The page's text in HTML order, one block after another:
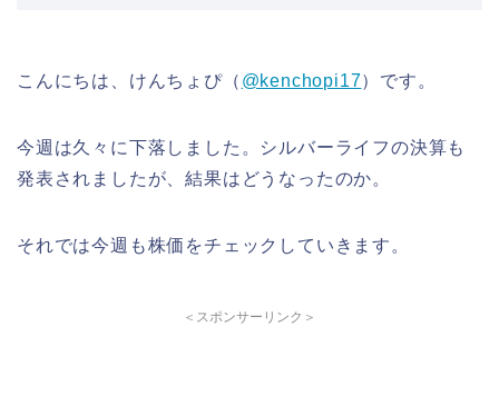
こんにちは、けんちょぴ（ @kenchopi17）です。
今週は久々に下落しました。シルバーライフの決算も
発表されましたが、結果はどうなったのか。
それでは今週も株価をチェックしていきます。
＜スポンサーリンク＞